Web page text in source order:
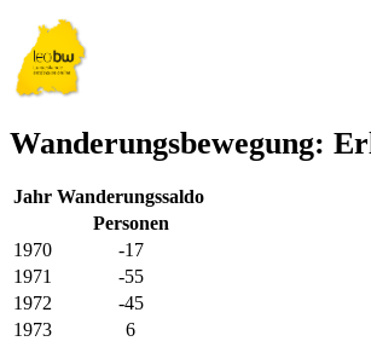
Wanderungsbewegung:
Jahr Wanderungssaldo
Personen
1970
-17
1971
-55
1972
-45
1973
6